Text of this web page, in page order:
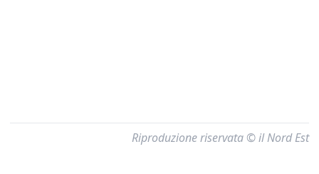
Riproduzione riservata © il Nord Est